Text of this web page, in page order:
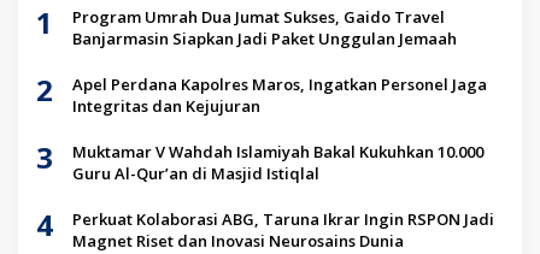
1
Program Umrah Dua Jumat Sukses, Gaido Travel
Banjarmasin Siapkan Jadi Paket Unggulan Jemaah
2
Apel Perdana Kapolres Maros, Ingatkan Personel Jaga
Integritas dan Kejujuran
3
Muktamar V Wahdah Islamiyah Bakal Kukuhkan 10.000
Guru Al-Qur’an di Masjid Istiqlal
4
Perkuat Kolaborasi ABG, Taruna Ikrar Ingin RSPON Jadi
Magnet Riset dan Inovasi Neurosains Dunia